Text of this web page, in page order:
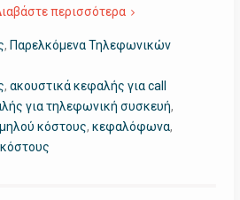
περισσότερα
, Παρελκόμενα Τηλεφωνικών
, ακουστικά κεφαλής για call
για τηλεφωνική συσκευή,
κόστους, κεφαλόφωνα,